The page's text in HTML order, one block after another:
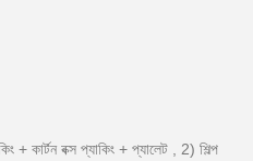
+ কার্টন বক্স প্যাকিং + প্যালেট , 2) শিল্প